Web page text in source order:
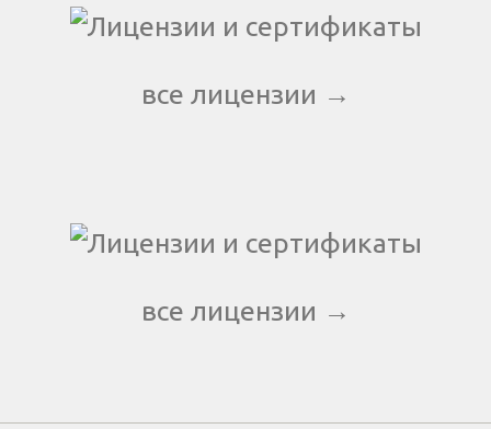
все лицензии →
все лицензии →